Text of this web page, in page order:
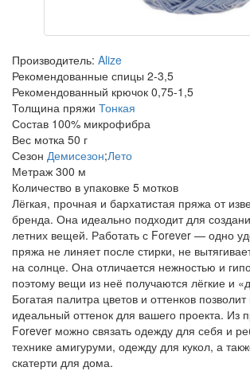
Производитель: Alize
Рекомендованные спицы 2-3,5
Рекомендованный крючок 0,75-1,5
Толщина пряжи Тонкая
Состав 100% микрофибра
Вес мотка 50 г
Сезон Демисезон;Лето
Метраж 300 м
Количество в упаковке 5 мотков
Лёгкая, прочная и бархатистая пряжа от
бренда. Она идеально подходит для
летних вещей. Работать с Forever — одно
пряжа не линяет после стирки, не
на солнце. Она отличается нежностью и
поэтому вещи из неё получаются лёгкие и
Богатая палитра цветов и оттенков
идеальный оттенок для вашего проекта. Из
Forever можно связать одежду для себя и
технике амигуруми, одежду для кукол, а
скатерти для дома.